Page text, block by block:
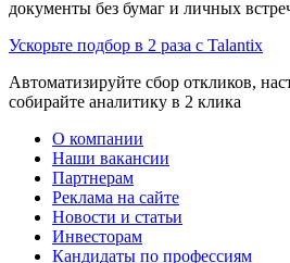
документы без бумаг и личных
Ускорьте подбор в 2 раза с Talantix
Автоматизируйте сбор откликов,
собирайте аналитику в 2 клика
О компании
Наши вакансии
Партнерам
Реклама на сайте
Новости и статьи
Инвесторам
Кандидаты по профессиям